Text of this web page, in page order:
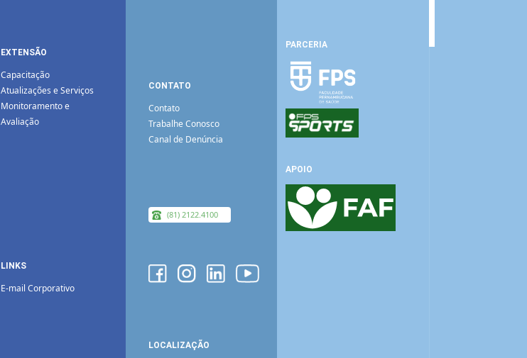
EXTENSÃO
Capacitação
Atualizações e Serviços
Monitoramento e
Avaliação
LINKS
E-mail Corporativo
CONTATO
Contato
Trabalhe Conosco
Canal de Denúncia
(81) 2122.4100
LOCALIZAÇÃO
PARCERIA
APOIO